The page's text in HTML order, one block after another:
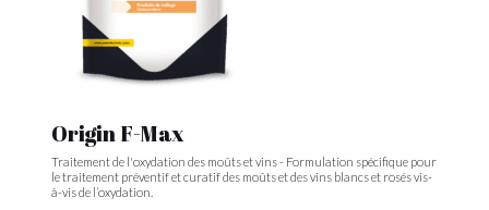
Origin F-Max
Traitement de l'oxydation des moûts et vins - Formulation spécifique pour
le traitement préventif et curatif des moûts et des vins blancs et rosés vis-
à-vis de l’oxydation.